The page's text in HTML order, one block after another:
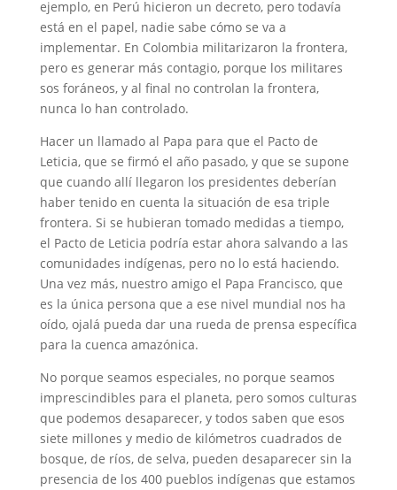
ejemplo, en Perú hicieron un decreto, pero todavía
está en el papel, nadie sabe cómo se va a
implementar. En Colombia militarizaron la frontera,
pero es generar más contagio, porque los militares
sos foráneos, y al final no controlan la frontera,
nunca lo han controlado.
Hacer un llamado al Papa para que el Pacto de
Leticia, que se firmó el año pasado, y que se supone
que cuando allí llegaron los presidentes deberían
haber tenido en cuenta la situación de esa triple
frontera. Si se hubieran tomado medidas a tiempo,
el Pacto de Leticia podría estar ahora salvando a las
comunidades indígenas, pero no lo está haciendo.
Una vez más, nuestro amigo el Papa Francisco, que
es la única persona que a ese nivel mundial nos ha
oído, ojalá pueda dar una rueda de prensa específica
para la cuenca amazónica.
No porque seamos especiales, no porque seamos
imprescindibles para el planeta, pero somos culturas
que podemos desaparecer, y todos saben que esos
siete millones y medio de kilómetros cuadrados de
bosque, de ríos, de selva, pueden desaparecer sin la
presencia de los 400 pueblos indígenas que estamos